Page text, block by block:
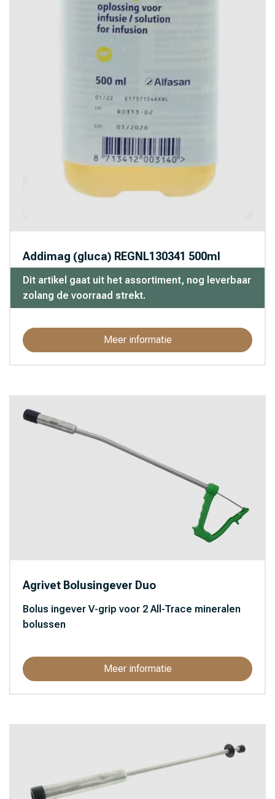
Addimag (gluca) REGNL130341 500ml
Dit artikel gaat uit het assortiment, nog leverbaar
zolang de voorraad strekt.
Meer informatie
Agrivet Bolusingever Duo
Bolus ingever V-grip voor 2 All-Trace mineralen
bolussen
Meer informatie